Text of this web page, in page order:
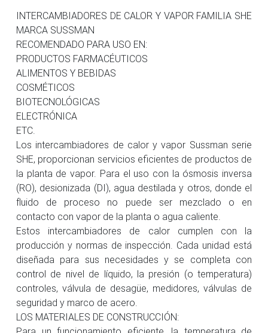
INTERCAMBIADORES DE CALOR Y VAPOR FAMILIA SHE
MARCA SUSSMAN
RECOMENDADO PARA USO EN:
PRODUCTOS FARMACÉUTICOS
ALIMENTOS Y BEBIDAS
COSMÉTICOS
BIOTECNOLÓGICAS
ELECTRÓNICA
ETC.
Los intercambiadores de calor y vapor Sussman serie
SHE, proporcionan servicios eficientes de productos de
la planta de vapor. Para el uso con la ósmosis inversa
(RO), desionizada (DI), agua destilada y otros, donde el
fluido de proceso no puede ser mezclado o en
contacto con vapor de la planta o agua caliente.
Estos intercambiadores de calor cumplen con la
producción y normas de inspección. Cada unidad está
diseñada para sus necesidades y se completa con
control de nivel de líquido, la presión (o temperatura)
controles, válvula de desagüe, medidores, válvulas de
seguridad y marco de acero.
LOS MATERIALES DE CONSTRUCCIÓN: